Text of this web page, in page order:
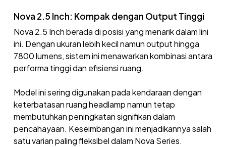
Nova 2.5 Inch: Kompak dengan Output Tinggi
Nova 2.5 Inch berada di posisi yang menarik dalam lini
ini. Dengan ukuran lebih kecil namun output hingga
7800 lumens, sistem ini menawarkan kombinasi antara
performa tinggi dan efisiensi ruang.
Model ini sering digunakan pada kendaraan dengan
keterbatasan ruang headlamp namun tetap
membutuhkan peningkatan signifikan dalam
pencahayaan. Keseimbangan ini menjadikannya salah
satu varian paling fleksibel dalam Nova Series.